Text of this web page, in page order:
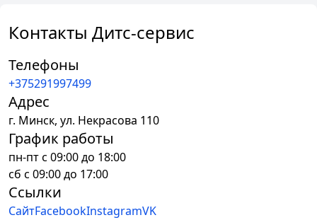
Контакты Дитс-cервис
Телефоны
+375291997499
Адрес
г. Минск, ул. Некрасова 110
График работы
пн-пт с 09:00 до 18:00
сб с 09:00 до 17:00
Ссылки
СайтFacebookInstagramVK